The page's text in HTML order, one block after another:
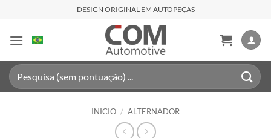
contenido
DESIGN ORIGINAL EM AUTOPEÇAS
Buscar
por:
INICIO / ALTERNADOR